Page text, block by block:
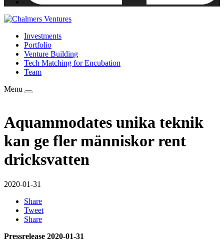
Investments
Portfolio
Venture Building
Tech Matching for Encubation
Team
Menu
Aquammodates unika teknik
kan ge fler människor rent
dricksvatten
2020-01-31
Share
Tweet
Share
Pressrelease 2020-01-31